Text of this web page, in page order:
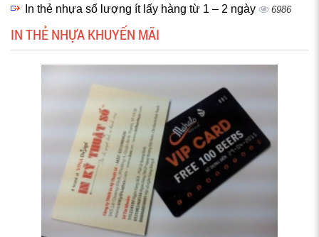
In thẻ nhựa số lượng ít lấy hàng từ 1 – 2 ngày 6986
IN THẺ NHỰA KHUYẾN MÃI